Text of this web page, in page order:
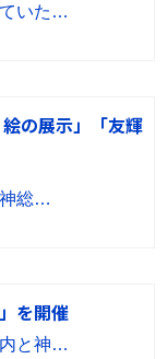
いた…
の展示」「友輝
総…
を開催
と神…